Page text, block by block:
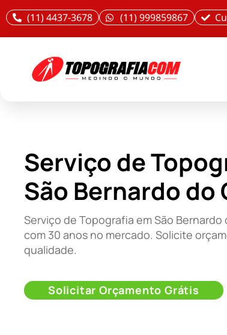
(11) 4437-3678 (11) 999859867
Serviço de
São Bernardo do
Serviço de Topografia em São
com 30 anos no mercado. Solicite
qualidade.
Solicitar Orçamento Grátis